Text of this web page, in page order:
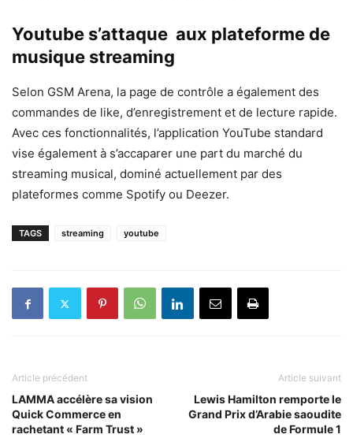
Youtube s’attaque aux plateforme de
musique streaming
Selon GSM Arena, la page de contrôle a également des
commandes de like, d’enregistrement et de lecture rapide.
Avec ces fonctionnalités, l’application YouTube standard
vise également à s’accaparer une part du marché du
streaming musical, dominé actuellement par des
plateformes comme Spotify ou Deezer.
TAGS streaming youtube
Article précédent
LAMMA accélère sa vision
Quick Commerce en
rachetant « Farm Trust »
Article suivant
Lewis Hamilton remporte le
Grand Prix d’Arabie saoudite
de Formule 1